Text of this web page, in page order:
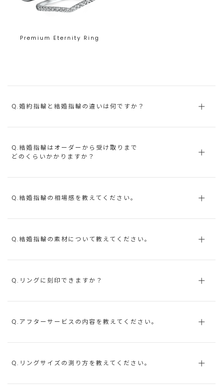
Premium Eternity Ring
Q.婚約指輪と結婚指輪の違いは何ですか？
Q.結婚指輪はオーダーから受け取りまで
どのくらいかかりますか？
Q.結婚指輪の相場感を教えてください。
Q.結婚指輪の素材について教えてください。
Q.リングに刻印できますか？
Q.アフターサービスの内容を教えてください。
Q.リングサイズの測り方を教えてください。